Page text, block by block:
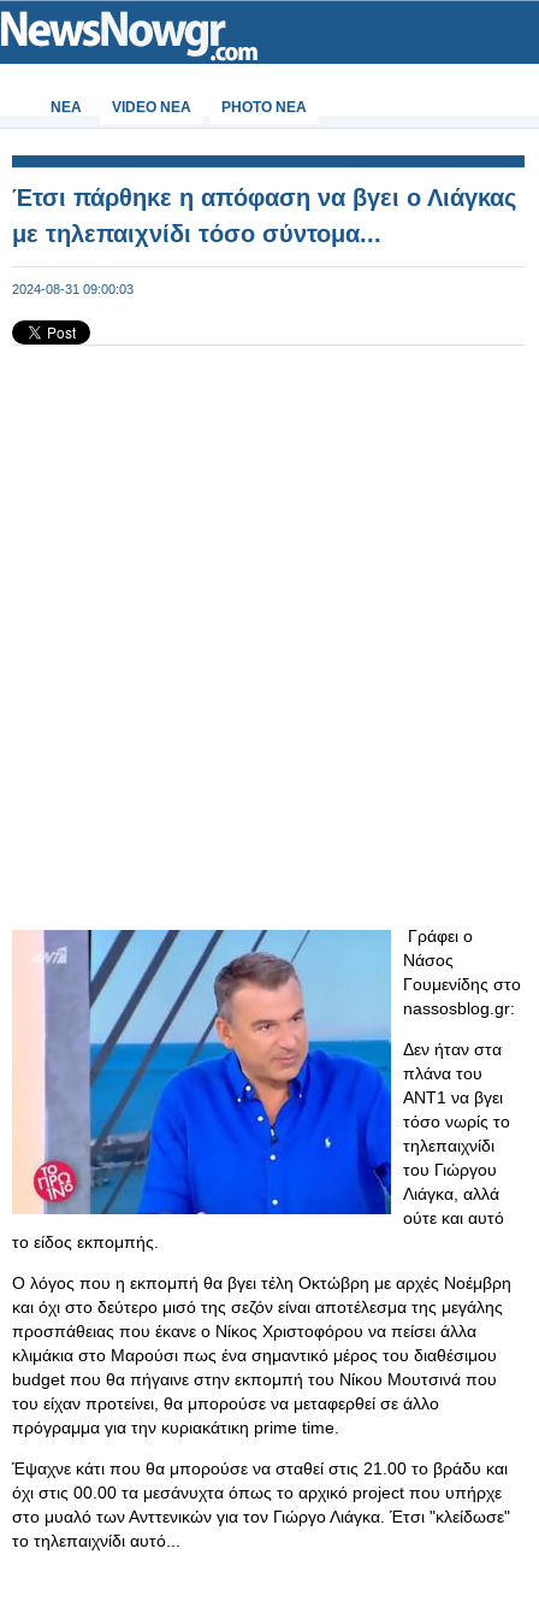
ΝΕΑ VIDEO NEA PHOTO NEA
Έτσι πάρθηκε η απόφαση να βγει ο Λιάγκας
με τηλεπαιχνίδι τόσο σύντομα...
2024-08-31 09:00:03
Γράφει ο
Νάσος
Γουμενίδης στο
nassosblog.gr:
Δεν ήταν στα
πλάνα του
ΑΝΤ1 να βγει
τόσο νωρίς το
τηλεπαιχνίδι
του Γιώργου
Λιάγκα, αλλά
ούτε και αυτό
το είδος εκπομπής.
Ο λόγος που η εκπομπή θα βγει τέλη Οκτώβρη με αρχές Νοέμβρη
και όχι στο δεύτερο μισό της σεζόν είναι αποτέλεσμα της μεγάλης
προσπάθειας που έκανε ο Νίκος Χριστοφόρου να πείσει άλλα
κλιμάκια στο Μαρούσι πως ένα σημαντικό μέρος του διαθέσιμου
budget που θα πήγαινε στην εκπομπή του Νίκου Μουτσινά που
του είχαν προτείνει, θα μπορούσε να μεταφερθεί σε άλλο
πρόγραμμα για την κυριακάτικη prime time.
Έψαχνε κάτι που θα μπορούσε να σταθεί στις 21.00 το βράδυ και
όχι στις 00.00 τα μεσάνυχτα όπως το αρχικό project που υπήρχε
στο μυαλό των Ανττενικών για τον Γιώργο Λιάγκα. Έτσι "κλείδωσε"
το τηλεπαιχνίδι αυτό...